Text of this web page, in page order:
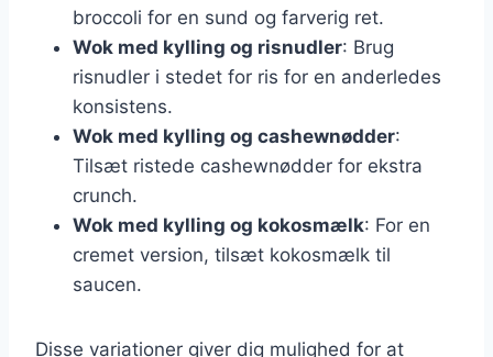
broccoli for en sund og farverig ret.
Wok med kylling og risnudler: Brug
risnudler i stedet for ris for en anderledes
konsistens.
Wok med kylling og cashewnødder:
Tilsæt ristede cashewnødder for ekstra
crunch.
Wok med kylling og kokosmælk: For en
cremet version, tilsæt kokosmælk til
saucen.
Disse variationer giver dig mulighed for at